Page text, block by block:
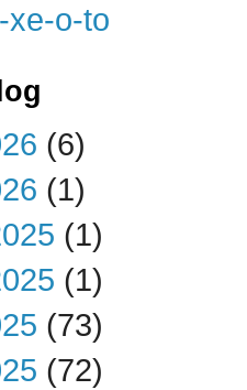
xe-o-to
(6)
(1)
(1)
(1)
(73)
(72)